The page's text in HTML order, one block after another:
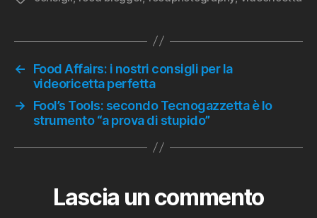
←
Food Affairs: i nostri consigli per la
videoricetta perfetta
→
Fool’s Tools: secondo Tecnogazzetta è lo
strumento “a prova di stupido”
Lascia un commento